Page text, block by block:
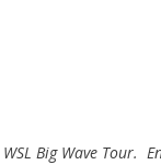
WSL Big Wave Tour.